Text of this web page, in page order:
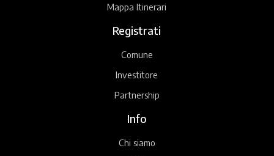
Mappa Itinerari
Registrati
Comune
Investitore
Partnership
Info
Chi siamo